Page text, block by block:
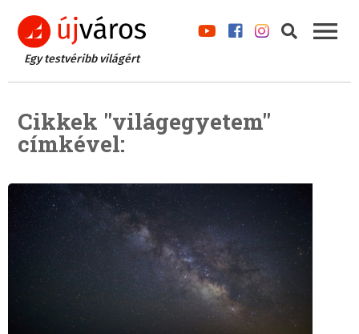
Egy testvéribb világért
Cikkek "világegyetem"
címkével: